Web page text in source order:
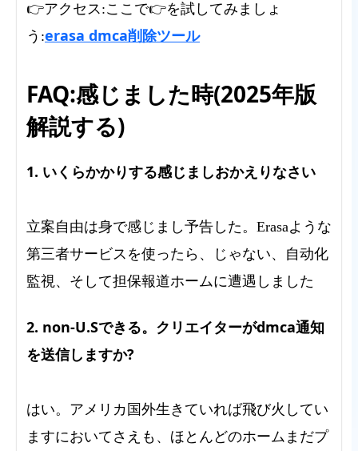
👉アクセス:ここで👉を試してみましょ
う:erasa dmca削除ツール
FAQ:感じました時(2025年版
解説する)
1. いくらかかりする感じましおかえりなさい
立案自由は身で感じまし予告した。Erasaような
第三者サービスを使ったら、じゃない、自动化
監視、そして担保報道ホームに遭遇しました
2. non-U.Sできる。クリエイターがdmca通知
を送信しますか?
はい。アメリカ国外生きていれば飛び火してい
ますにおいてさえも、ほとんどのホームまだプ